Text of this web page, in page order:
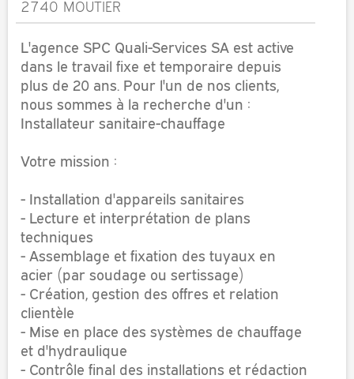
2740 MOUTIER
L'agence SPC Quali-Services SA est active
dans le travail fixe et temporaire depuis
plus de 20 ans. Pour l'un de nos clients,
nous sommes à la recherche d'un :
Installateur sanitaire-chauffage
Votre mission :
- Installation d'appareils sanitaires
- Lecture et interprétation de plans
techniques
- Assemblage et fixation des tuyaux en
acier (par soudage ou sertissage)
- Création, gestion des offres et relation
clientèle
- Mise en place des systèmes de chauffage
et d'hydraulique
- Contrôle final des installations et rédaction